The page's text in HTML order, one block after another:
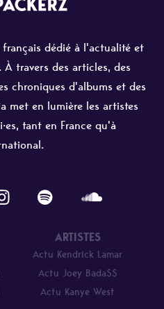
dédié à l'actualité et
travers des articles, des
chroniques d'albums et des
met en lumière les artistes
tant en France qu'à
ARTISTES
Actu Kendrick Lamar
Actu Joey Bada$$
Actu Kanye West